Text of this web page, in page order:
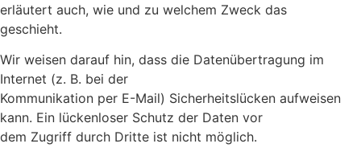
erläutert auch, wie und zu welchem Zweck das
geschieht.
Wir weisen darauf hin, dass die Datenübertragung im
Internet (z. B. bei der
Kommunikation per E-Mail) Sicherheitslücken aufweisen
kann. Ein lückenloser Schutz der Daten vor
dem Zugriff durch Dritte ist nicht möglich.